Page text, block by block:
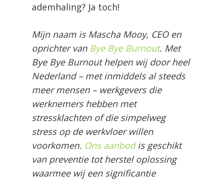
ademhaling? Ja toch!
Mijn naam is Mascha Mooy, CEO en
oprichter van Bye Bye Burnout. Met
Bye Bye Burnout helpen wij door heel
Nederland – met inmiddels al steeds
meer mensen – werkgevers die
werknemers hebben met
stressklachten of die simpelweg
stress op de werkvloer willen
voorkomen. Ons aanbodis geschikt
van preventie tot herstel oplossing
waarmee wij een significantie